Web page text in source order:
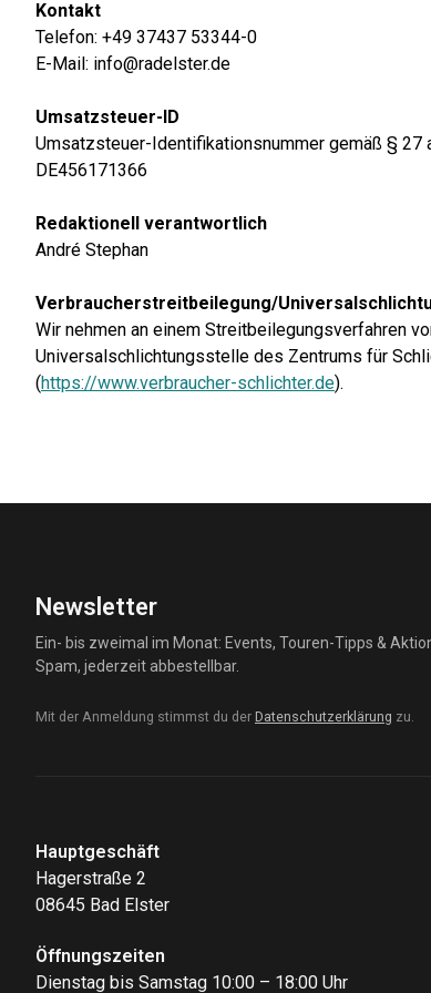
Kontakt
Telefon: +49 37437 53344-0
E-Mail: info@radelster.de
Umsatzsteuer-ID
Umsatzsteuer-Identifikationsnummer gemäß § 27
DE456171366
Redaktionell verantwortlich
André Stephan
Verbraucher­streit­beilegung/
Wir nehmen an einem Streitbeilegungsverfahren
Universalschlichtungsstelle des Zentrums für
(https://www.verbraucher-schlichter.de).
Newsletter
Ein- bis zweimal im Monat: Events, Touren-Tipps &
Spam, jederzeit abbestellbar.
Mit der Anmeldung stimmst du der Datenschutzerklärung zu.
Fast geschafft! Bitte bestätige den Link in der E-
Da ist etwas schiefgelaufen. Bitte versuch es
Bitte gib eine gültige E-Mail-Adresse ein.
Hauptgeschäft
Hagerstraße 2
08645 Bad Elster
Öffnungszeiten
Dienstag bis Samstag 10:00 – 18:00 Uhr